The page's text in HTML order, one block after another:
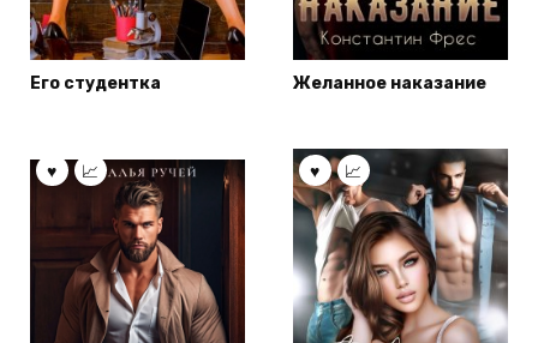
Его студентка Желанное наказание